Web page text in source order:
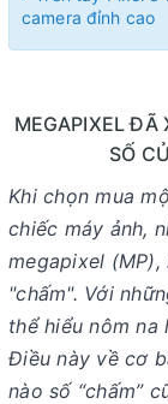
camera đỉnh cao
MEGAPIXEL ĐÃ
SỐ
Khi chọn mua
chiếc máy ảnh,
megapixel
"chấm". Với
thể hiểu nôm na
Điều này về cơ
nào số “chấm”